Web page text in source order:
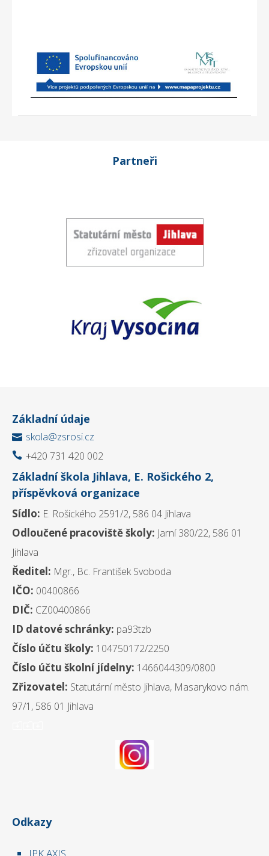
Partneři
Základní údaje
 skola@zsrosi.cz
 +420 731 420 002
Základní škola Jihlava, E. Rošického 2,
příspěvková organizace
Sídlo: E. Rošického 2591/2, 586 04 Jihlava
Odloučené pracoviště školy: Jarní 380/22, 586 01
Jihlava
Ředitel: Mgr., Bc. František Svoboda
IČO: 00400866
DIČ: CZ00400866
ID datové schránky: pa93tzb
Číslo účtu školy: 104750172/2250
Číslo účtu školní jídelny: 1466044309/0800
Zřizovatel: Statutární město Jihlava, Masarykovo nám.
97/1, 586 01 Jihlava
Odkazy
JPK AXIS